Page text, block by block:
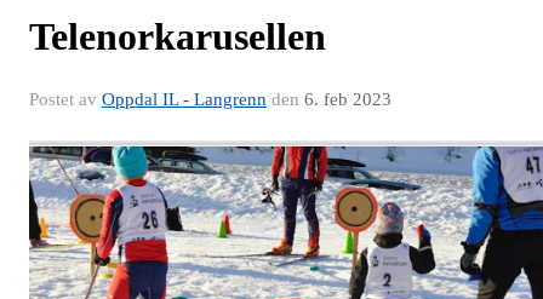
Telenorkarusellen
Postet av Oppdal IL - Langrenn den 6. feb 2023